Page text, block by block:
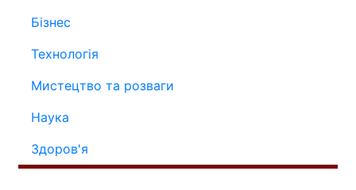
Бізнес
Технологія
Мистецтво та розваги
Наука
Здоров'я